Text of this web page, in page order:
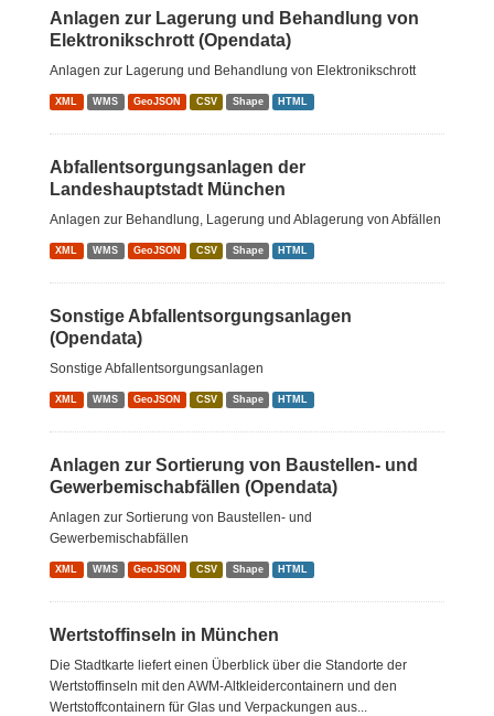
Anlagen zur Lagerung und Behandlung von
Elektronikschrott (Opendata)
Anlagen zur Lagerung und Behandlung von Elektronikschrott
XML WMS GeoJSON CSV Shape HTML
Abfallentsorgungsanlagen der
Landeshauptstadt München
Anlagen zur Behandlung, Lagerung und Ablagerung von Abfällen
XML WMS GeoJSON CSV Shape HTML
Sonstige Abfallentsorgungsanlagen
(Opendata)
Sonstige Abfallentsorgungsanlagen
XML WMS GeoJSON CSV Shape HTML
Anlagen zur Sortierung von Baustellen- und
Gewerbemischabfällen (Opendata)
Anlagen zur Sortierung von Baustellen- und
Gewerbemischabfällen
XML WMS GeoJSON CSV Shape HTML
Wertstoffinseln in München
Die Stadtkarte liefert einen Überblick über die Standorte der
Wertstoffinseln mit den AWM-Altkleidercontainern und den
Wertstoffcontainern für Glas und Verpackungen aus...